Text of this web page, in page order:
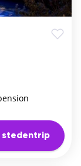
stedentrip